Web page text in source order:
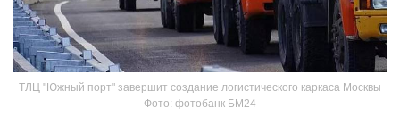
ТЛЦ "Южный порт" завершит создание логистического каркаса Москвы
Фото: фотобанк БМ24